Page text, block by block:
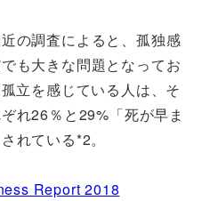
の調査によると、孤独感
も大きな問題となってお
立を感じている人は、そ
れ26％と29%「死が早ま
れている*2。
Report 2018